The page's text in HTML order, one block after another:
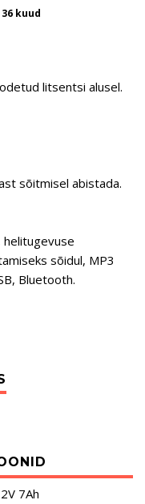
kuud
litsentsi alusel.
sõitmisel abistada.
helitugevuse
sõidul, MP3
Bluetooth.
7Ah